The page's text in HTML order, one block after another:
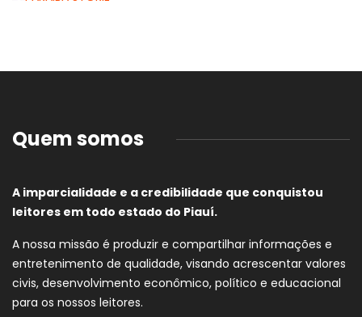
Quem somos
A imparcialidade e a credibilidade que conquistou
leitores em todo estado do Piauí.
A nossa missão é produzir e compartilhar informações e
entretenimento de qualidade, visando acrescentar valores
civis, desenvolvimento econômico, político e educacional
para os nossos leitores.